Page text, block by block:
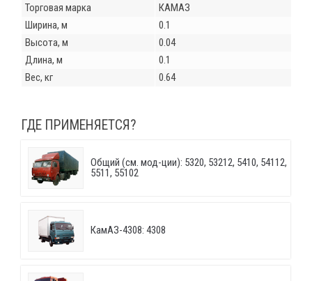
Торговая марка
КАМАЗ
Ширина, м
0.1
Высота, м
0.04
Длина, м
0.1
Вес, кг
0.64
ГДЕ ПРИМЕНЯЕТСЯ?
Общий (см. мод-ции): 5320, 53212, 5410, 54112,
5511, 55102
КамАЗ-4308: 4308